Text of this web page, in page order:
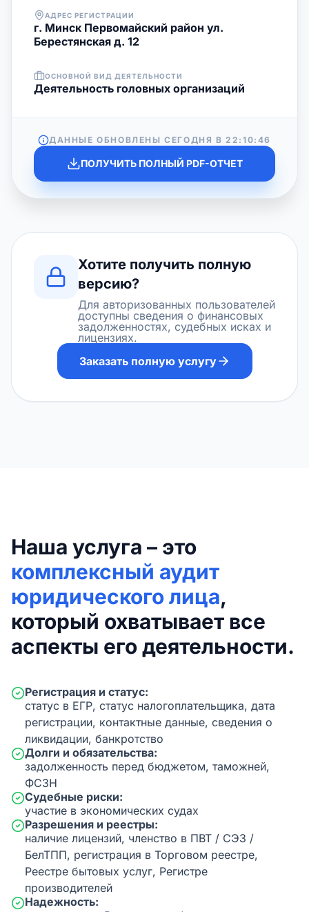
АДРЕС РЕГИСТРАЦИИ
г. Минск Первомайский район ул.
Берестянская д. 12
ОСНОВНОЙ ВИД ДЕЯТЕЛЬНОСТИ
Деятельность головных организаций
ДАННЫЕ ОБНОВЛЕНЫ СЕГОДНЯ В22:10:46
ПОЛУЧИТЬ ПОЛНЫЙ PDF-ОТЧЕТ
Хотите получить полную
версию?
Для авторизованных пользователей
доступны сведения о финансовых
задолженностях, судебных исках и
лицензиях.
Заказать полную услугу
Наша услуга – это
комплексный аудит
юридического лица,
который охватывает все
аспекты его деятельности.
Регистрация и статус:
статус в ЕГР, статус налогоплательщика, дата
регистрации, контактные данные, сведения о
ликвидации, банкротство
Долги и обязательства:
задолженность перед бюджетом, таможней,
ФСЗН
Судебные риски:
участие в экономических судах
Разрешения и реестры:
наличие лицензий, членство в ПВТ / СЭЗ /
БелТПП, регистрация в Торговом реестре,
Реестре бытовых услуг, Регистре
производителей
Надежность: